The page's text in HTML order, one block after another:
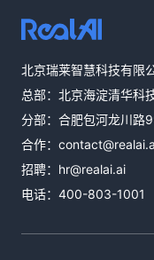
北京瑞莱智慧科技有限
总部：北京海淀清华科
分部：合肥包河龙川路
合作：
招聘： hr@realai.ai
电话： 400-803-1001